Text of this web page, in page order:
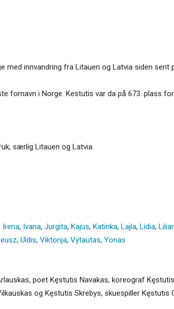
innvandring fra Litauen og Latvia siden sent
fornavn i Norge. Kestutis var da på 673. plass
særlig Litauen og Latvia.
Irena, Ivana, Jurgita, Kajus, Katinka, Lajla, Lidia,
, Uldis, Viktorija, Vytautas, Yonas
poet Kęstutis Navakas, koreograf
og Kęstutis Skrebys, skuespiller Kęstutis